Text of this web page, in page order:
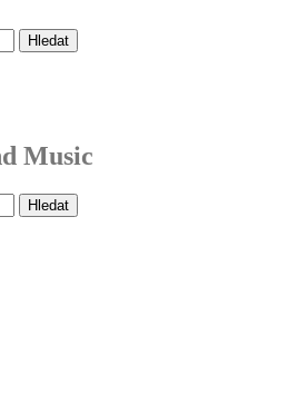
Music